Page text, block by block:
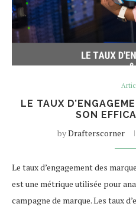
LE TAUX
SON
byDrafterscorner
Le taux d’engagement des
est une métrique utilisée pour
campagne de marque. Les taux